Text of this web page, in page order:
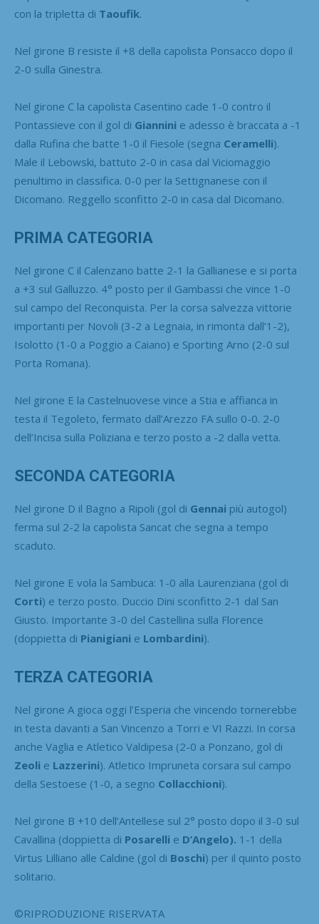
con la tripletta di Taoufik.
Nel girone B resiste il +8 della capolista Ponsacco dopo il
2-0 sulla Ginestra.
Nel girone C la capolista Casentino cade 1-0 contro il
Pontassieve con il gol di Giannini e adesso è braccata a -1
dalla Rufina che batte 1-0 il Fiesole (segna Ceramelli).
Male il Lebowski, battuto 2-0 in casa dal Viciomaggio
penultimo in classifica. 0-0 per la Settignanese con il
Dicomano. Reggello sconfitto 2-0 in casa dal Dicomano.
PRIMA CATEGORIA
Nel girone C il Calenzano batte 2-1 la Gallianese e si porta
a +3 sul Galluzzo. 4° posto per il Gambassi che vince 1-0
sul campo del Reconquista. Per la corsa salvezza vittorie
importanti per Novoli (3-2 a Legnaia, in rimonta dall’1-2),
Isolotto (1-0 a Poggio a Caiano) e Sporting Arno (2-0 sul
Porta Romana).
Nel girone E la Castelnuovese vince a Stia e affianca in
testa il Tegoleto, fermato dall’Arezzo FA sullo 0-0. 2-0
dell’Incisa sulla Poliziana e terzo posto a -2 dalla vetta.
SECONDA CATEGORIA
Nel girone D il Bagno a Ripoli (gol di Gennai più autogol)
ferma sul 2-2 la capolista Sancat che segna a tempo
scaduto.
Nel girone E vola la Sambuca: 1-0 alla Laurenziana (gol di
Corti) e terzo posto. Duccio Dini sconfitto 2-1 dal San
Giusto. Importante 3-0 del Castellina sulla Florence
(doppietta di Pianigiani e Lombardini).
TERZA CATEGORIA
Nel girone A gioca oggi l’Esperia che vincendo tornerebbe
in testa davanti a San Vincenzo a Torri e VI Razzi. In corsa
anche Vaglia e Atletico Valdipesa (2-0 a Ponzano, gol di
Zeoli e Lazzerini). Atletico Impruneta corsara sul campo
della Sestoese (1-0, a segno Collacchioni).
Nel girone B +10 dell’Antellese sul 2° posto dopo il 3-0 sul
Cavallina (doppietta di Posarelli e D’Angelo). 1-1 della
Virtus Lilliano alle Caldine (gol di Boschi) per il quinto posto
solitario.
©RIPRODUZIONE RISERVATA